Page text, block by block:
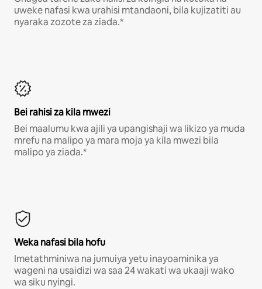
uweke nafasi kwa urahisi mtandaoni, bila kujizatiti au
nyaraka zozote za ziada.*
Bei rahisi za kila mwezi
Bei maalumu kwa ajili ya upangishaji wa likizo ya muda
mrefu na malipo ya mara moja ya kila mwezi bila
malipo ya ziada.*
Weka nafasi bila hofu
Imetathminiwa na jumuiya yetu inayoaminika ya
wageni na usaidizi wa saa 24 wakati wa ukaaji wako
wa siku nyingi.